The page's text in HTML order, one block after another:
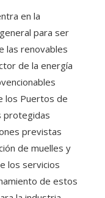
en la
para ser
las renovables
de la energía
los Puertos de
protegidas
previstas
de muelles y
los servicios
de estos